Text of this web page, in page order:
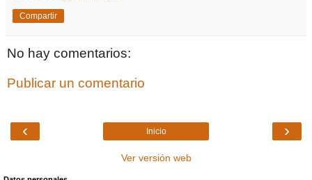
Compartir
No hay comentarios:
Publicar un comentario
‹ ›
Inicio
Ver versión web